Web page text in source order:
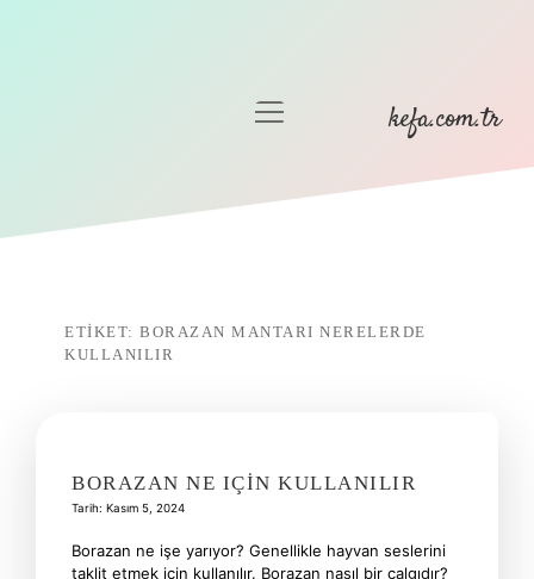
menüyü
aç
kefa.com.tr
ETIKET:BORAZAN MANTARI NERELERDE
KULLANILIR
BORAZAN NE IÇIN KULLANILIR
Tarih: Kasım 5, 2024
Borazan ne işe yarıyor? Genellikle hayvan seslerini
taklit etmek için kullanılır. Borazan nasıl bir çalgıdır?